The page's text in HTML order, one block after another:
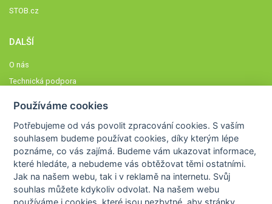
STOB.cz
DALŠÍ
O nás
Technická podpora
Členové STOBklubu
Zásady nakládání s osobními údaji
Otestujte se
Spočítejte si
Výzva 52
Používáme cookies
Potřebujeme od vás povolit zpracování cookies. S vaším
souhlasem budeme používat cookies, díky kterým lépe
poznáme,co vás zajímá. Budeme vám ukazovat informace,
které hledáte, a nebudeme vás obtěžovat těmi ostatními.
Jak na našem webu, tak i v reklamě na internetu. Svůj
souhlas můžete kdykoliv odvolat. Na našem webu
používáme i cookies, které jsou nezbytné , aby stránky